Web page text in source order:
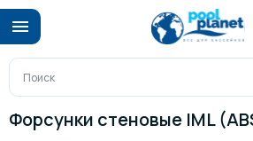
Форсунки стеновые IML